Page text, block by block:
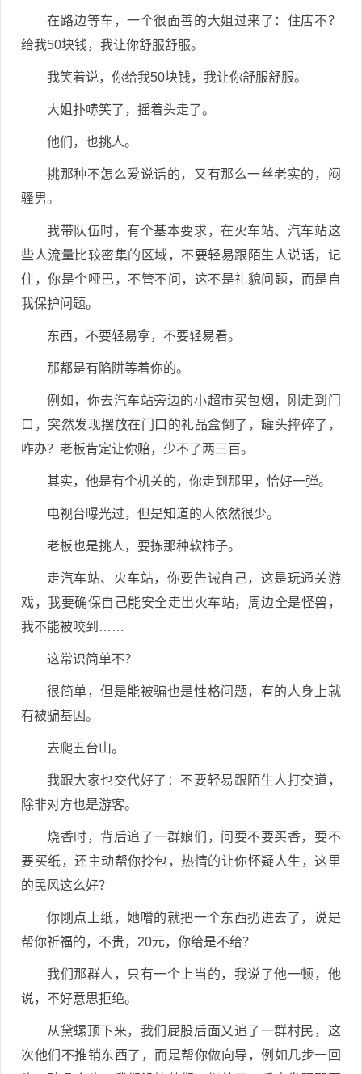
在路边等车，一个很面善的大姐过来了：住店不？
给我50块钱，我让你舒服舒服。
我笑着说，你给我50块钱，我让你舒服舒服。
大姐扑哧笑了，摇着头走了。
他们，也挑人。
挑那种不怎么爱说话的，又有那么一丝老实的，闷
骚男。
我带队伍时，有个基本要求，在火车站、汽车站这
些人流量比较密集的区域，不要轻易跟陌生人说话，记
住，你是个哑巴，不管不问，这不是礼貌问题，而是自
我保护问题。
东西，不要轻易拿，不要轻易看。
那都是有陷阱等着你的。
例如，你去汽车站旁边的小超市买包烟，刚走到门
口，突然发现摆放在门口的礼品盒倒了，罐头摔碎了，
咋办？老板肯定让你赔，少不了两三百。
其实，他是有个机关的，你走到那里，恰好一弹。
电视台曝光过，但是知道的人依然很少。
老板也是挑人，要拣那种软柿子。
走汽车站、火车站，你要告诫自己，这是玩通关游
戏，我要确保自己能安全走出火车站，周边全是怪兽，
我不能被咬到……
这常识简单不？
很简单，但是能被骗也是性格问题，有的人身上就
有被骗基因。
去爬五台山。
我跟大家也交代好了：不要轻易跟陌生人打交道，
除非对方也是游客。
烧香时，背后追了一群娘们，问要不要买香，要不
要买纸，还主动帮你拎包，热情的让你怀疑人生，这里
的民风这么好？
你刚点上纸，她噌的就把一个东西扔进去了，说是
帮你祈福的，不贵，20元，你给是不给？
我们那群人，只有一个上当的，我说了他一顿，他
说，不好意思拒绝。
从黛螺顶下来，我们屁股后面又追了一群村民，这
次他们不推销东西了，而是帮你做向导，例如几步一回